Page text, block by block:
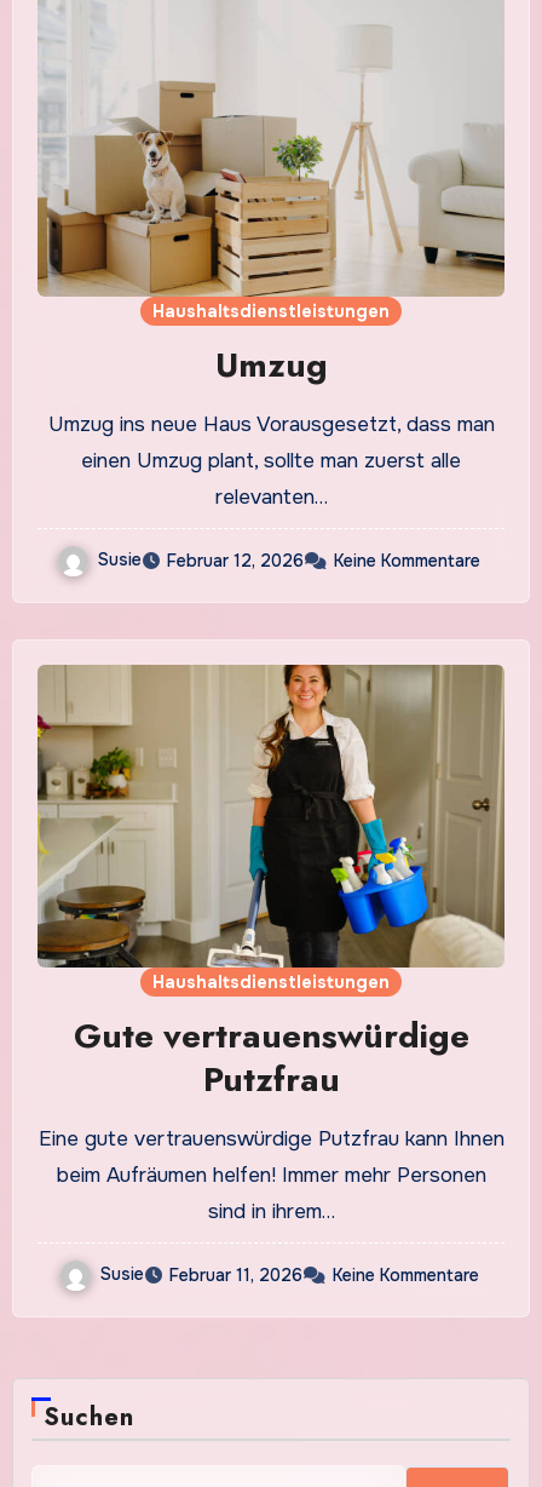
Haushaltsdienstleistungen
Umzug
Umzug ins neue Haus Vorausgesetzt, dass man
einen Umzug plant, sollte man zuerst alle
relevanten…
Susie Februar 12, 2026 Keine Kommentare
Haushaltsdienstleistungen
Gute vertrauenswürdige
Putzfrau
Eine gute vertrauenswürdige Putzfrau kann Ihnen
beim Aufräumen helfen! Immer mehr Personen
sind in ihrem…
Susie Februar 11, 2026 Keine Kommentare
Suchen